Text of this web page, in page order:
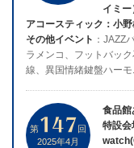
イミ
アコースティック：小
その他イベント ：JAZZ
ラメンコ、フットバッ
線、異国情緒鍵盤ハー
第147回
2025年4月
食品館
特設